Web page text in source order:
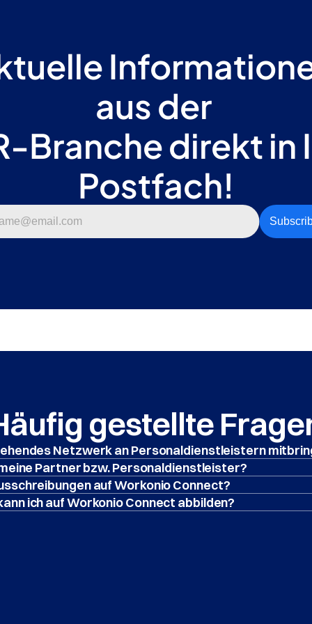
gestellte
Netzwerk an Personaldienstleistern
Partner bzw. Personaldienstleister?
auf Workonio Connect?
ich auf Workonio Connect abbilden?
aus der
Branche direkt in
Postfach!